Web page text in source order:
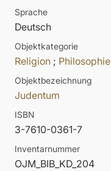
Sprache
Deutsch
Objektkategorie
Religion ; Philosophie
Objektbezeichnung
Judentum
ISBN
3-7610-0361-7
Inventarnummer
OJM_BIB_KD_204